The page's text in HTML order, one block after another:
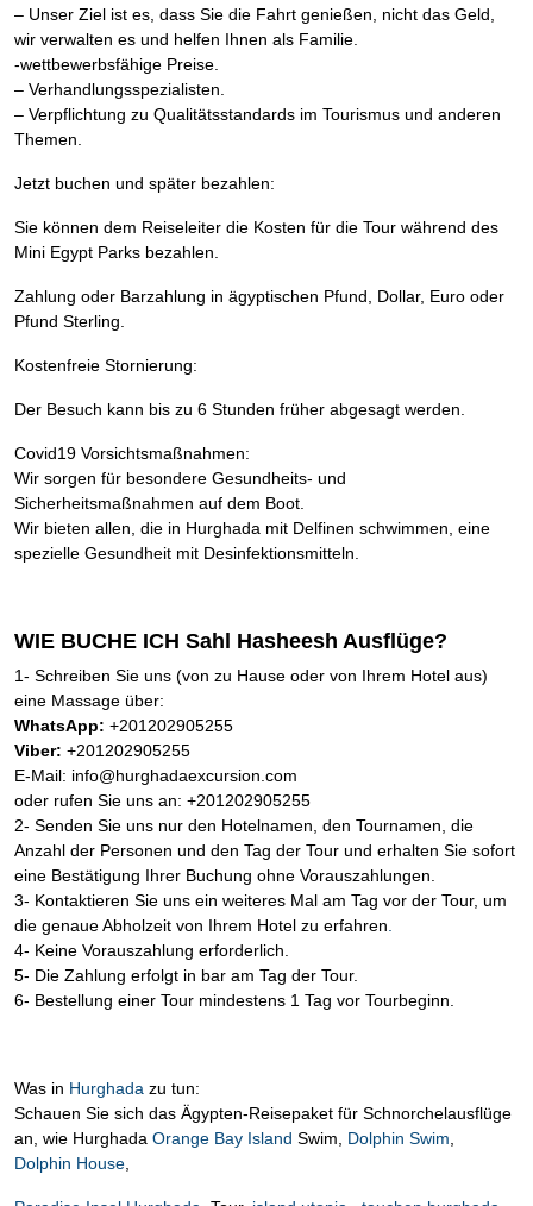
– Unser Ziel ist es, dass Sie die Fahrt genießen, nicht das Geld,
wir verwalten es und helfen Ihnen als Familie.
-wettbewerbsfähige Preise.
– Verhandlungsspezialisten.
– Verpflichtung zu Qualitätsstandards im Tourismus und anderen
Themen.
Jetzt buchen und später bezahlen:
Sie können dem Reiseleiter die Kosten für die Tour während des
Mini Egypt Parks bezahlen.
Zahlung oder Barzahlung in ägyptischen Pfund, Dollar, Euro oder
Pfund Sterling.
Kostenfreie Stornierung:
Der Besuch kann bis zu 6 Stunden früher abgesagt werden.
Covid19 Vorsichtsmaßnahmen:
Wir sorgen für besondere Gesundheits- und
Sicherheitsmaßnahmen auf dem Boot.
Wir bieten allen, die in Hurghada mit Delfinen schwimmen, eine
spezielle Gesundheit mit Desinfektionsmitteln.
WIE BUCHE ICH Sahl Hasheesh Ausflüge?
1- Schreiben Sie uns (von zu Hause oder von Ihrem Hotel aus)
eine Massage über:
WhatsApp: +201202905255
Viber: +201202905255
E-Mail: info@hurghadaexcursion.com
oder rufen Sie uns an: +201202905255
2- Senden Sie uns nur den Hotelnamen, den Tournamen, die
Anzahl der Personen und den Tag der Tour und erhalten Sie sofort
eine Bestätigung Ihrer Buchung ohne Vorauszahlungen.
3- Kontaktieren Sie uns ein weiteres Mal am Tag vor der Tour, um
die genaue Abholzeit von Ihrem Hotel zu erfahren
4- Keine Vorauszahlung erforderlich.
5- Die Zahlung erfolgt in bar am Tag der Tour.
6- Bestellung einer Tour mindestens 1 Tag vor Tourbeginn.
Was in Hurghada zu tun:
Schauen Sie sich das Ägypten-Reisepaket für Schnorchelausflüge
an, wie Hurghada Orange Bay Island Swim, Dolphin Swim
Dolphin House